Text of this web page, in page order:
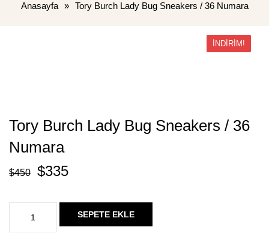
Anasayfa » Tory Burch Lady Bug Sneakers / 36 Numara
İNDIRIM!
Tory Burch Lady Bug Sneakers / 36
Numara
$450 $335
SEPETE EKLE